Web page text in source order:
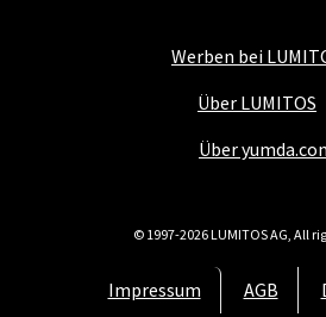
Werben bei
Über LUMITOS
Über
Impressum AGB
© 1997-2026 LUMITOS AG, All